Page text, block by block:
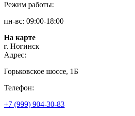
Режим работы:
пн-вс: 09:00-18:00
На карте
г. Ногинск
Адрес:
Горьковское шоссе, 1Б
Телефон:
+7 (999) 904-30-83